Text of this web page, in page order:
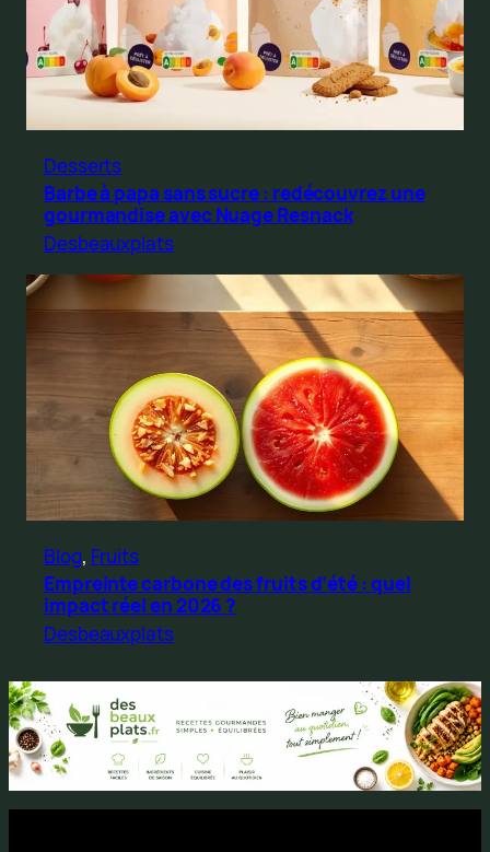
Desserts
Barbe à papa sans sucre : redécouvrez une
gourmandise avec Nuage Resnack
Desbeauxplats
Blog, Fruits
Empreinte carbone des fruits d’été : quel
impact réel en 2026 ?
Desbeauxplats